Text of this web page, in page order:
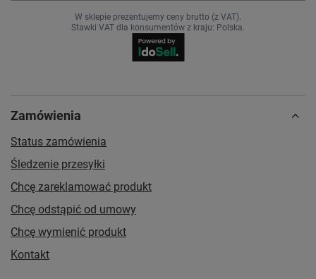
W sklepie prezentujemy ceny brutto (z VAT).
Stawki VAT dla konsumentów z kraju: Polska.
Zamówienia
Status zamówienia
Śledzenie przesyłki
Chcę zareklamować produkt
Chcę odstąpić od umowy
Chcę wymienić produkt
Kontakt